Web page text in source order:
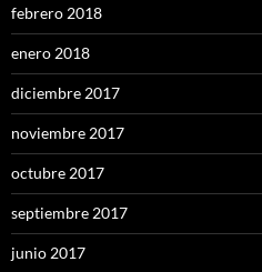
febrero 2018
enero 2018
diciembre 2017
noviembre 2017
octubre 2017
septiembre 2017
junio 2017